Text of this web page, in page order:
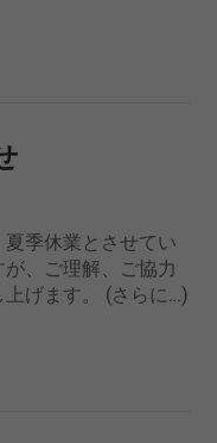
季休業とさせてい
、ご理解、ご協力
げます。 (さらに…)